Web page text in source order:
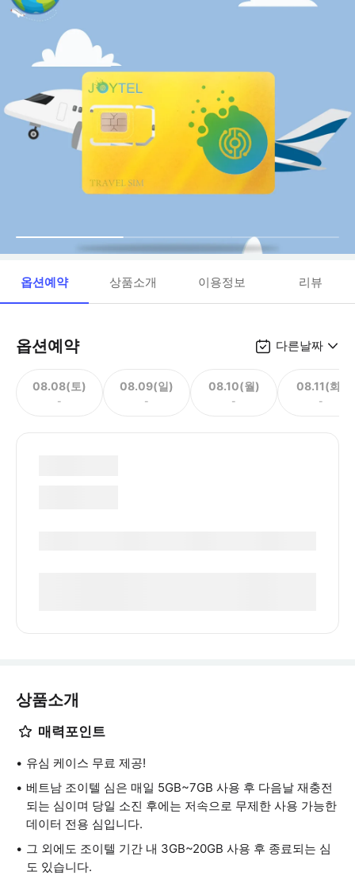
옵션예약 상품소개 이용정보 리뷰
옵션예약 다른날짜
08.08(토)
-
08.09(일)
-
08.10(월)
-
08.11(화)
-
상품소개
매력포인트
유심 케이스 무료 제공!
베트남 조이텔 심은 매일 5GB~7GB 사용 후 다음날 재충전
되는 심이며 당일 소진 후에는 저속으로 무제한 사용 가능한
데이터 전용 심입니다.
그 외에도 조이텔 기간 내 3GB~20GB 사용 후 종료되는 심
도 있습니다.